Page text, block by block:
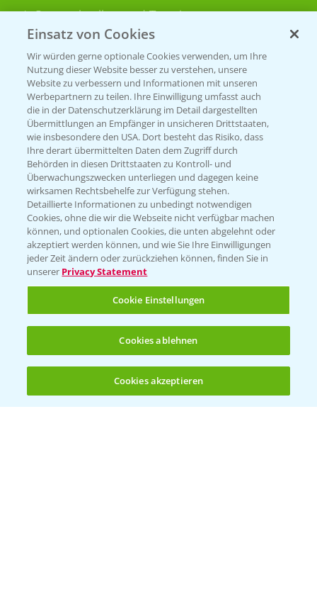
(noch 4)
Sammelstellen und Termine
PRE - Chemikalien sicher entsorgen
Sammelstellen und Termine
Kontakt & Notfall
Beratung auf WhatsApp
T.+49 (0)174 346 564 1
KONTAKT
Hilfe in Notfällen
T.+49 (0)214/30-20220
Folgen Sie uns
Einsatz von Cookies
Wir würden gerne optionale Cookies verwenden, um Ihre
Nutzung dieser Website besser zu verstehen, unsere
Website zu verbessern und Informationen mit unseren
Werbepartnern zu teilen. Ihre Einwilligung umfasst auch
die in der Datenschutzerklärung im Detail dargestellten
Übermittlungen an Empfänger in unsicheren Drittstaaten,
wie insbesondere den USA. Dort besteht das Risiko, dass
Ihre derart übermittelten Daten dem Zugriff durch
Behörden in diesen Drittstaaten zu Kontroll- und
Überwachungszwecken unterliegen und dagegen keine
wirksamen Rechtsbehelfe zur Verfügung stehen.
Detaillierte Informationen zu unbedingt notwendigen
Cookies, ohne die wir die Webseite nicht verfügbar machen
können, und optionalen Cookies, die unten abgelehnt oder
akzeptiert werden können, und wie Sie Ihre Einwilligungen
jeder Zeit ändern oder zurückziehen können, finden Sie in
unserer Privacy Statement
Cookie Einstellungen
Cookies ablehnen
Cookies akzeptieren